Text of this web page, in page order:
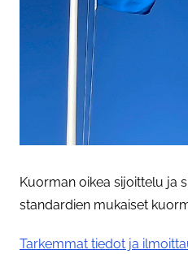
Kuorman oikea sijoittelu ja
standardien mukaiset
Tarkemmat tiedot ja